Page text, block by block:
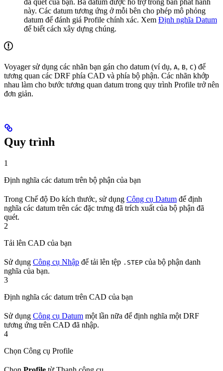
này. Các datum tương ứng ở mỗi bên cho phép mô phỏng
datum để đánh giá Profile chính xác. Xem Định nghĩa Datum
để biết cách xây dựng chúng.
Voyager sử dụng các nhãn bạn gán cho datum (ví dụ, A, B, C) để
tương quan các DRF phía CAD và phía bộ phận. Các nhãn khớp
nhau làm cho bước tương quan datum trong quy trình Profile trở nên
đơn giản.
Quy trình
1
Định nghĩa các datum trên bộ phận của bạn
Trong Chế độ Đo kích thước, sử dụng Công cụ Datum để định
nghĩa các datum trên các đặc trưng đã trích xuất của bộ phận đã
quét.
2
Tải lên CAD của bạn
Sử dụng Công cụ Nhập để tải lên tệp .STEP của bộ phận danh
nghĩa của bạn.
3
Định nghĩa các datum trên CAD của bạn
Sử dụng Công cụ Datum một lần nữa để định nghĩa một DRF
tương ứng trên CAD đã nhập.
4
Chọn Công cụ Profile